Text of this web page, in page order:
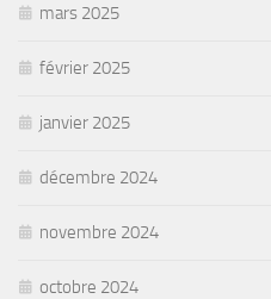
mars 2025
février 2025
janvier 2025
décembre 2024
novembre 2024
octobre 2024